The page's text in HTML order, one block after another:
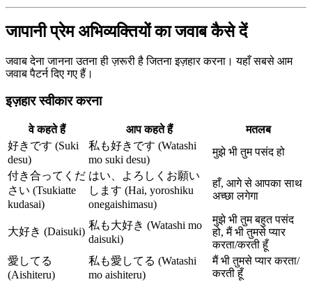
जापानी प्रेम अभिव्यक्तियों का जवाब कैसे दें
जवाब देना जानना उतना ही ज़रूरी है जितना इज़हार करना। यहाँ सबसे आम
जवाब पैटर्न दिए गए हैं।
इज़हार स्वीकार करना
वे कहते हैं आप कहते हैं
मतलब
好きです (Suki
desu)
私も好きです (Watashi
mo suki desu)
मुझे भी तुम पसंद हो
付き合ってくだ
さい (Tsukiatte
kudasai)
はい、よろしくお願い
します (Hai, yoroshiku
onegaishimasu)
हाँ, आगे से आपका साथ
अच्छा लगेगा
大好き (Daisuki)
私も大好き (Watashi mo
daisuki)
मुझे भी तुम बहुत पसंद
हो, मैं भी तुमसे प्यार
करता/करती हूँ
愛してる
(Aishiteru)
私も愛してる (Watashi
mo aishiteru)
मैं भी तुमसे प्यार करता/
करती हूँ